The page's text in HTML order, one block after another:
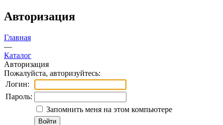
Авторизация
Главная
—
Каталог
Авторизация
Пожалуйста, авторизуйтесь:
Логин:
Пароль:
Запомнить меня на этом компьютере